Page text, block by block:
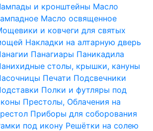
и кронштейны Масло
Масло освященное
и ковчеги для святых
Накладки на алтарную дверь
Панагиары Паникадила
столы, крышки, кануны
Печати Подсвечники
Полки и футляры под
Престолы, Облачения на
Приборы для соборования
под икону Решётки на солею